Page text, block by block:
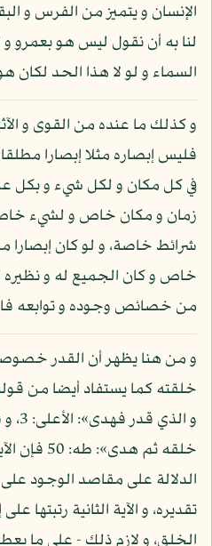
الإنسان و يتميز من الفرس و
لنا به أن نقول ليس هو بعمرو و
السماء و لو لا هذا الحد لكان
و كذلك ما عنده من القوى و
فليس إبصاره مثلا إبصارا
في كل مكان و لكل شيء و بكل
زمان و مكان خاص و لشيء
شرائط خاصة، و لو كان إبصارا
خاص و كان الجميع له و نظيره
من خصائص وجوده و توابعه
و من هنا يظهر أن القدر
خلقته كما يستفاد أيضا من
و
خلقه ثم
الدلالة على مقاصد الوجود
تقديره، و الآية الثانية
الخلق، و لازم ذلك - على ما